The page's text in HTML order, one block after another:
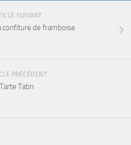
SUIVANT
confiture de framboise
PRÉCÉDENT
Tarte Tatin